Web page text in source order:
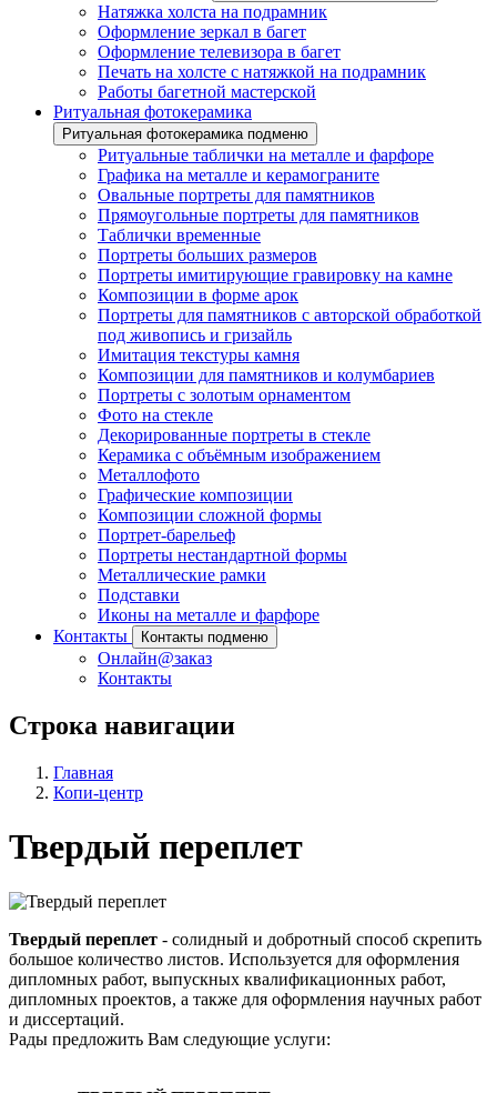
Натяжка холста на подрамник
Оформление зеркал в багет
Оформление телевизора в багет
Печать на холсте с натяжкой на подрамник
Работы багетной мастерской
Ритуальная фотокерамика
Ритуальная фотокерамика подменю
Ритуальные таблички на металле и фарфоре
Графика на металле и керамограните
Овальные портреты для памятников
Прямоугольные портреты для памятников
Таблички временные
Портреты больших размеров
Портреты имитирующие гравировку на камне
Композиции в форме арок
Портреты для памятников с авторской обработкой
под живопись и гризайль
Имитация текстуры камня
Композиции для памятников и колумбариев
Портреты с золотым орнаментом
Фото на стекле
Декорированные портреты в стекле
Керамика с объёмным изображением
Металлофото
Графические композиции
Композиции сложной формы
Портрет-барельеф
Портреты нестандартной формы
Металлические рамки
Подставки
Иконы на металле и фарфоре
Контакты
Контакты подменю
Онлайн@заказ
Контакты
Строка навигации
Главная
Копи-центр
Твердый переплет
Твердый переплет - солидный и добротный способ скрепить
большое количество листов. Используется для оформления
дипломных работ, выпускных квалификационных работ,
дипломных проектов, а также для оформления научных работ
и диссертаций.
Рады предложить Вам следующие услуги: